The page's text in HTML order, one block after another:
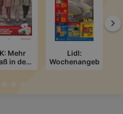
Mehr
in der
Lidl:
Wochenangebote